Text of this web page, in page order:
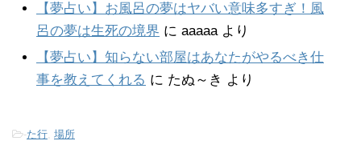
【夢占い】お風呂の夢はヤバい意味多すぎ！風
呂の夢は生死の境界 に aaaaaより
【夢占い】知らない部屋はあなたがやるべき仕
事を教えてくれる に たぬ～き より
-た行, 場所